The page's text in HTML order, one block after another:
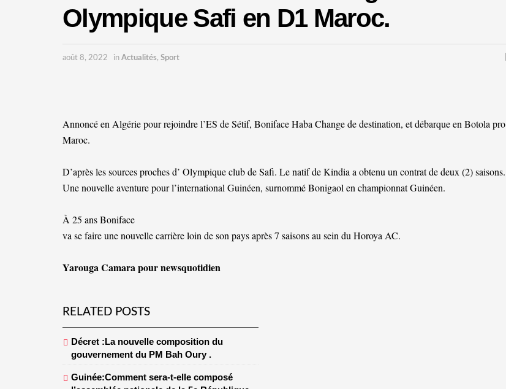
Olympique Safi en D1 Maroc.
août 8, 2022 in Actualités, Sport
Annoncé en Algérie pour rejoindre l’ES de Sétif, Boniface Haba Change de destination, et débarque en Botola pro
Maroc.
D’après les sources proches d’ Olympique club de Safi. Le natif de Kindia a obtenu un contrat de deux (2) saisons.
Une nouvelle aventure pour l’international Guinéen, surnommé Bonigaol en championnat Guinéen.
À 25 ans Boniface
va se faire une nouvelle carrière loin de son pays après 7 saisons au sein du Horoya AC.
Yarouga Camara pournewsquotidien
RELATED POSTS
Décret :La nouvelle composition du
gouvernement du PM Bah Oury .
Guinée:Comment sera-t-elle composé